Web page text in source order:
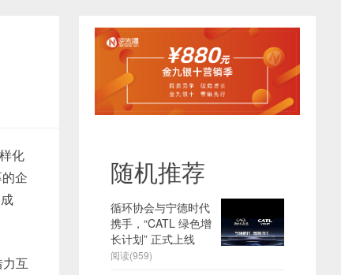
化
企
互
随机推荐
循环协会与宁德时代
携手，“CATL 绿色增
长计划” 正式上线​
阅读(959)